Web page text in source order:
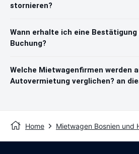
stornieren?
Wann erhalte ich eine Bestätigung
Buchung?
Welche Mietwagenfirmen werden
Autovermietung verglichen? an
Home Mietwagen Bosnien und